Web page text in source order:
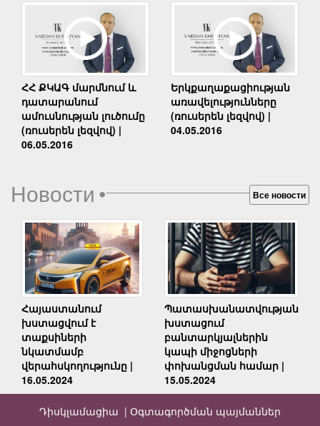
ՀՀ ՔԿԱԳ մարմնում և
դատարանում
ամուսնության լուծումը
(ռուսերեն լեզվով) |
06.05.2016
Երկքաղաքացիության
առավելությունները
(ռուսերեն լեզվով) |
04.05.2016
Новости• Все новости
Հայաստանում
խստացվում է
տաքսիների
նկատմամբ
վերահսկողությունը |
16.05.2024
Պատասխանատվության
խստացում
բանտարկյալներին
կապի միջոցների
փոխանցման համար |
15.05.2024
Դիսկլամացիա | Օգտագործման պայմաններ